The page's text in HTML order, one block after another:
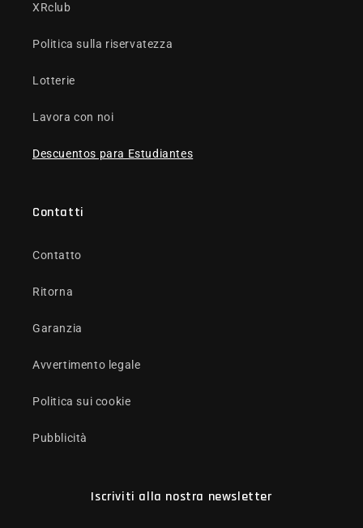
XRclub
Politica sulla riservatezza
Lotterie
Lavora con noi
Descuentos para Estudiantes
Contatti
Contatto
Ritorna
Garanzia
Avvertimento legale
Politica sui cookie
Pubblicità
Iscriviti alla nostra newsletter